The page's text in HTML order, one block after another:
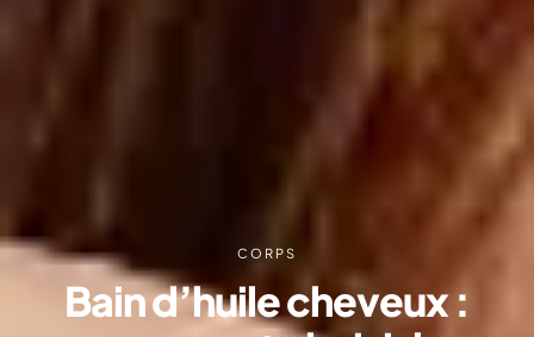
CORPS
Bain d’huile cheveux :